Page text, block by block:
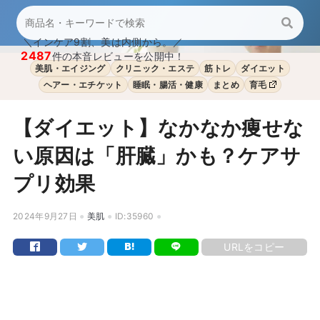
＼インケア9割、美は内側から。／
2487件の本音レビューを公開中！
美肌・エイジング クリニック・エステ 筋トレ
ダイエット
ヘアー・エチケット
睡眠・腸活・健康 まとめ 育毛
【ダイエット】なかなか痩せな
い原因は「肝臓」かも？ケアサ
プリ効果
2024年9月27日 美肌 ID:35960
URLをコピー